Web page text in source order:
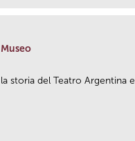
storia del Teatro Argentina e